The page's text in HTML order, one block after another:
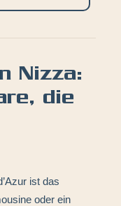
Nizza:
die
ist das
oder ein